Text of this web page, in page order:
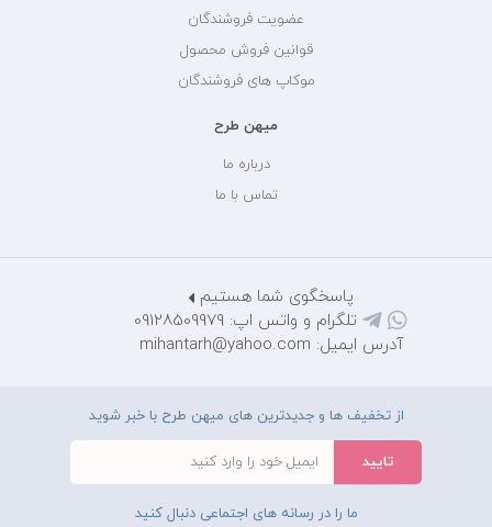
عضویت فروشندگان
قوانین فروش محصول
موکاپ های فروشندگان
میهن طرح
درباره ما
تماس با ما
پاسخگوی شما هستیم
تلگرام و واتس اپ: 09128509979
آدرس ایمیل: mihantarh@yahoo.com
از تخفیف ها و جدیدترین های میهن طرح با خبر شوید
ما را در رسانه های اجتماعی دنبال کنید